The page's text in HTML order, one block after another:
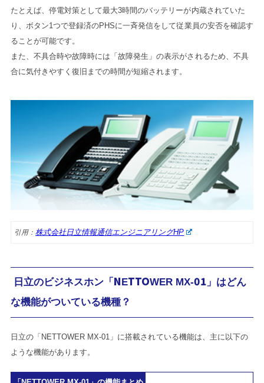
たとえば、停電対策として最大3時間のバッテリーが内蔵されていた
り、ボタン1つで登録済のPHSに一斉発信をして従業員の安否を確認す
ることが可能です。
また、不具合時や故障時には「故障発生」の表示がされるため、不具
合に気付きやすく復旧までの時間が短縮されます。
引用： 株式会社日立情報通信エンジニアリングHP
日立のビジネスホン「NETTOWER MX-01」はどん
な機能がついている機種？
日立の「NETTOWER MX-01」に搭載されている機能は、主に以下の
ような機能があります。